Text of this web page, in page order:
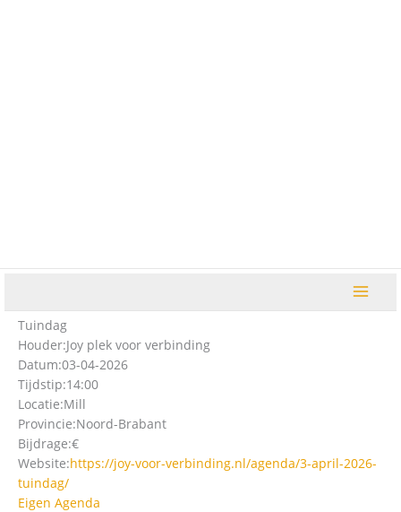
Tuindag
Houder:Joy plek voor verbinding
Datum:03-04-2026
Tijdstip:14:00
Locatie:Mill
Provincie:Noord-Brabant
Bijdrage:€
Website:https://joy-voor-verbinding.nl/agenda/3-april-2026-
tuindag/
Eigen Agenda